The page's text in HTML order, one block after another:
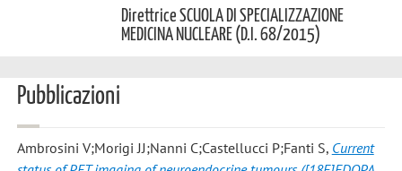
Direttrice SCUOLA DI SPECIALIZZAZIONE
MEDICINA NUCLEARE (D.I. 68/2015)
Pubblicazioni
Ambrosini V;Morigi JJ;Nanni C;Castellucci P;Fanti S, Current